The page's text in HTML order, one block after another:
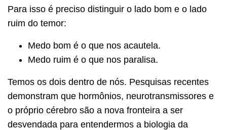
Para isso é preciso distinguir o lado bom e o lado
ruim do temor:
Medo bom é o que nos acautela.
Medo ruim é o que nos paralisa.
Temos os dois dentro de nós. Pesquisas recentes
demonstram que hormônios, neurotransmissores e
o próprio cérebro são a nova fronteira a ser
desvendada para entendermos a biologia da